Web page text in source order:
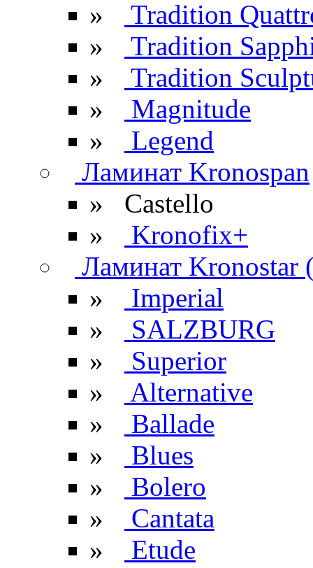
»
Tradition
»
Tradition
»
Tradition
»
Magnitude
»
Legend
Ламинат Kronospan
» Castello
»
Kronofix+
Ламинат Kronostar
»
Imperial
»
SALZBURG
»
Superior
»
Alternative
»
Ballade
»
Blues
»
Bolero
»
Cantata
»
Etude